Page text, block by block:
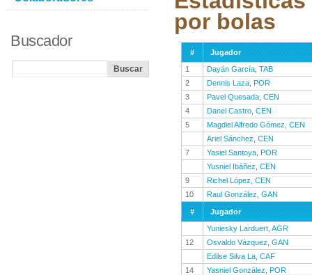
por bolas
#
Jugador
1
Dayán García TAB
2
Dennis Laza POR
3
Pavel Quesada CEN
4
Danel Castro CEN
5
Magdiel Alfredo Gómez CEN
Ariel Sánchez CEN
7
Yasiel Santoya POR
Yusniel Ibáñez CEN
9
Richel López CEN
10
Raul González GAN
#
Jugador
Yuniesky Larduert AGR
12
Osvaldo Vázquez GAN
Edilse Silva La CAF
14
Yasniel González
POR
Buscador